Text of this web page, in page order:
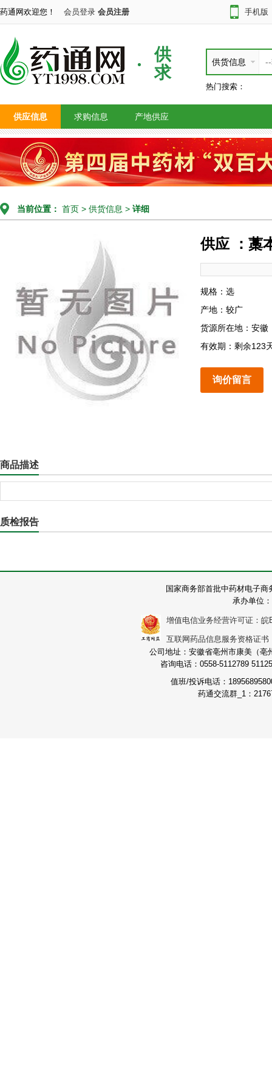
药通网欢迎您！ 会员登录 会员注册 手机版
供
求
供货信息
热门搜索：
供应信息 求购信息 产地供应
当前位置： 首页 > 供货信息 > 详细
供应 ：藁
规格：选
产地：较广
货源所在地：安徽
有效期：剩余123
询价留言
商品描述
质检报告
国家商务部首批中药材电子
承办单位
增值电信业务经营许可证：皖
互联网药品信息服务资格证
公司地址：安徽省亳州市康美（
咨询电话：0558-5112789
值班/投诉电话：
药通交流群_1：